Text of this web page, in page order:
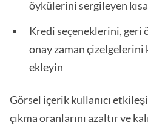
öykülerini sergileyen
Kredi seçeneklerini, geri
onay zaman çizelgelerini
ekleyin
Görsel içerik kullanıcı
çıkma oranlarını azaltır ve